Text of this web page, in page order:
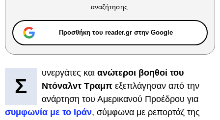
αναζήτησης.
Προσθήκη του reader.gr στην Google
Σ
υνεργάτες και ανώτεροι βοηθοί του
Ντόναλντ Τραμπ εξεπλάγησαν από την
ανάρτηση του Αμερικανού Προέδρου για
συμφωνία με το Ιράν, σύμφωνα με ρεπορτάζ της